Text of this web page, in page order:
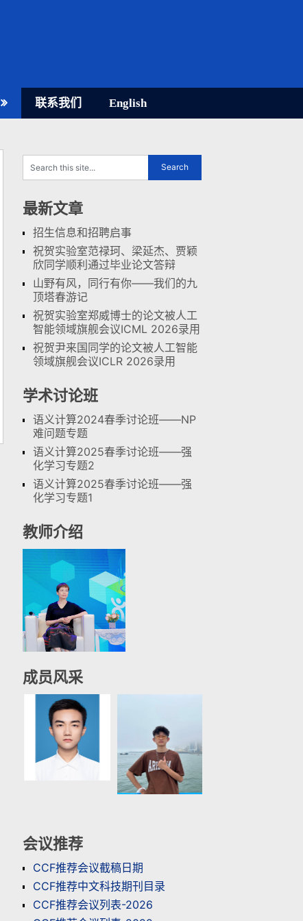
联系我们 English
最新文章
招生信息和招聘启事
祝贺实验室范禄珂、梁延杰、贾颖
欣同学顺利通过毕业论文答辩
山野有风，同行有你——我们的九
顶塔春游记
祝贺实验室郑威博士的论文被人工
智能领域旗舰会议ICML 2026录用
祝贺尹来国同学的论文被人工智能
领域旗舰会议ICLR 2026录用
学术讨论班
语义计算2024春季讨论班——NP
难问题专题
语义计算2025春季讨论班——强
化学习专题2
语义计算2025春季讨论班——强
化学习专题1
教师介绍
成员风采
会议推荐
CCF推荐会议截稿日期
CCF推荐中文科技期刊目录
CCF推荐会议列表-2026